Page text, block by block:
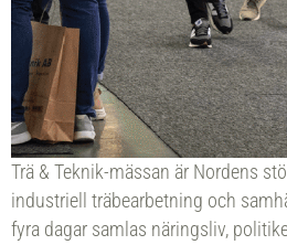
Trä & Teknik-mässan är Nordens
industriell träbearbetning och
fyra dagar samlas näringsliv,